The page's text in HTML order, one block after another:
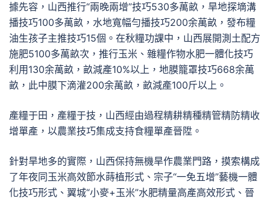
據先容，山西推行“兩晚兩增”技巧530多萬畝，旱地探墑溝
播技巧100多萬畝，水地寬幅勻播技巧200余萬畝，發布糧
油生孩子主推技巧15個。在秋糧功課中，山西展開測土配方
施肥5100多萬畝次，推行玉米、雜糧作物水肥一體化技巧
利用130余萬畝，畝減產10%以上，地膜籠罩技巧668余萬
畝，此中膜下滴灌200余萬畝，畝減產100斤以上。
產糧于田，產糧于技，山西經由過程精耕精種精管精防精收
增單產，以農業技巧集成支持食糧單產晉陞。
針對旱地多的實際，山西保持無機旱作農業門路，摸索構成
了年夜同玉米高效節水蒔植形式、宗子“一免五增”藝機一體
化技巧形式、翼城“小麥+玉米”水肥精量高產高效形式、晉